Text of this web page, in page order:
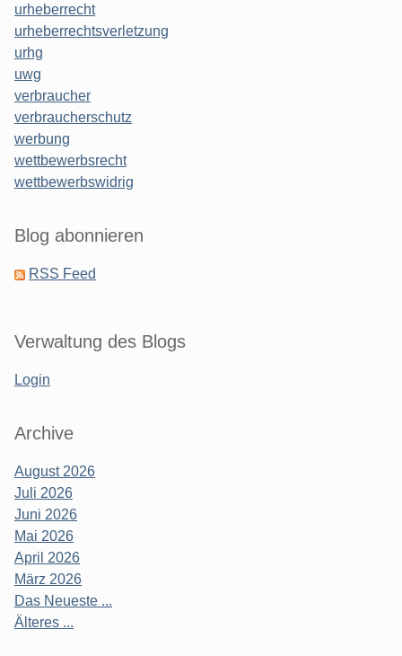
urheberrecht
urheberrechtsverletzung
urhg
uwg
verbraucher
verbraucherschutz
werbung
wettbewerbsrecht
wettbewerbswidrig
Blog abonnieren
RSS Feed
Verwaltung des Blogs
Login
Archive
August 2026
Juli 2026
Juni 2026
Mai 2026
April 2026
März 2026
Das Neueste ...
Älteres ...